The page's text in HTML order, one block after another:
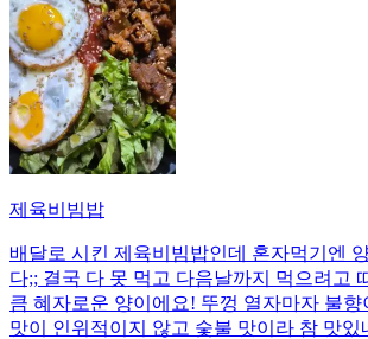
제육비빔밥
배달로 시킨 제육비빔밥인데 혼자먹기엔
다;; 결국 다 못 먹고 다음날까지 먹으려고
큼 혜자로운 양이에요! 뚜껑 열자마자 불향
맛이 인위적이지 않고 숯불 맛이라 참 맛있